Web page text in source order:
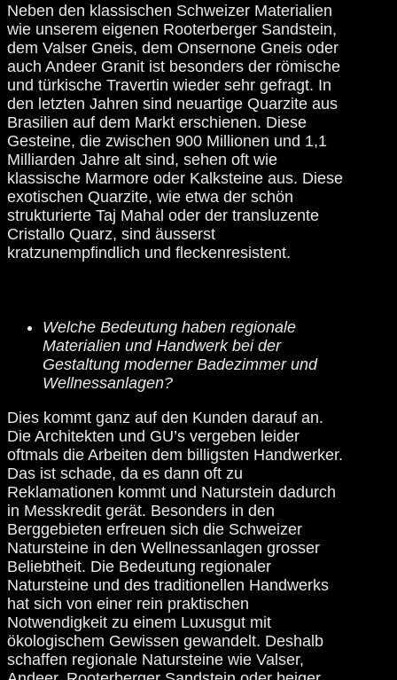
Neben den klassischen Schweizer Materialien
wie unserem eigenen Rooterberger Sandstein,
dem Valser Gneis, dem Onsernone Gneis oder
auch Andeer Granit ist besonders der römische
und türkische Travertin wieder sehr gefragt. In
den letzten Jahren sind neuartige Quarzite aus
Brasilien auf dem Markt erschienen. Diese
Gesteine, die zwischen 900 Millionen und 1,1
Milliarden Jahre alt sind, sehen oft wie
klassische Marmore oder Kalksteine aus. Diese
exotischen Quarzite, wie etwa der schön
strukturierte Taj Mahal oder der transluzente
Cristallo Quarz, sind äusserst
kratzunempfindlich und fleckenresistent.
Welche Bedeutung haben regionale
Materialien und Handwerk bei der
Gestaltung moderner Badezimmer und
Wellnessanlagen?
Dies kommt ganz auf den Kunden darauf an.
Die Architekten und GU’s vergeben leider
oftmals die Arbeiten dem billigsten Handwerker.
Das ist schade, da es dann oft zu
Reklamationen kommt und Naturstein dadurch
in Messkredit gerät. Besonders in den
Berggebieten erfreuen sich die Schweizer
Natursteine in den Wellnessanlagen grosser
Beliebtheit. Die Bedeutung regionaler
Natursteine und des traditionellen Handwerks
hat sich von einer rein praktischen
Notwendigkeit zu einem Luxusgut mit
ökologischem Gewissen gewandelt. Deshalb
schaffen regionale Natursteine wie Valser,